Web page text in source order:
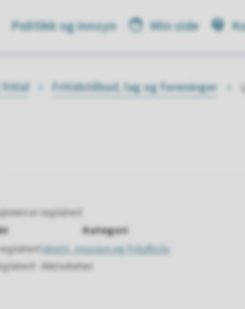
Politikk og innsyn Min side
fritid Fritidstilbud, lag og foreninger
er registrert
Kategori
Idrett, mosjon og friluftsliv
Aktiviteter